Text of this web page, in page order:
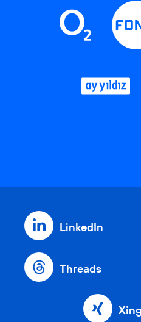
LinkedIn
Threads
Xing